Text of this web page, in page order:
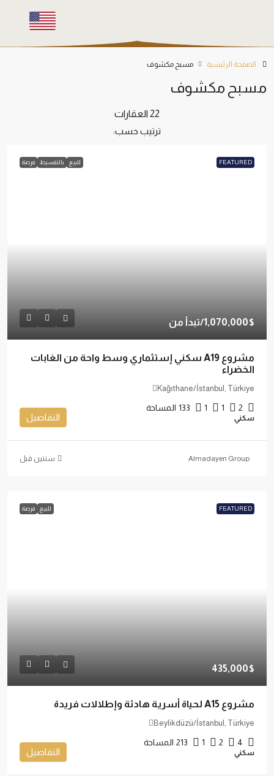
الصفحة الرئيسية مسبح مكشوف
مسبح مكشوف
22 العقارات
ترتيب حسب:
FEATURED للبيع بالتقسيط فرصة
1,070,000$/تبدأ من
مشروع A19 سكني إستثماري وسط واحة من الغابات
الخضراء
Kağıthane/İstanbul, Türkiye
133 المساحة
سكني التفاصيل
Almadayen Group ‏سنتين قبل
FEATURED للبيع فرصة
435,000$
مشروع A15 لحياة أسرية هادئة وإطلالات فريدة
Beylikdüzü/İstanbul, Türkiye
213 المساحة
سكني التفاصيل